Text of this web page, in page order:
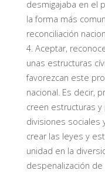
desmigajaba en el
la forma más
reconciliación
4. Aceptar,
unas estructuras
favorezcan este
nacional. Es decir,
creen estructuras
divisiones sociales
crear las leyes y
unidad en la
despenalización de